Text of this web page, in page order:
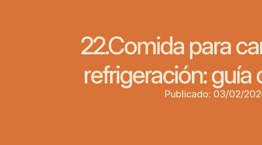
22.Comida para
refrigeración:
Publicado: 03/02/